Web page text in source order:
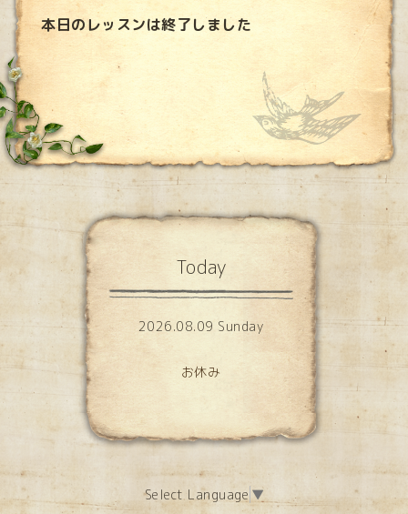
本日のレッスンは終了しました
Today
2026.08.09 Sunday
お休み
Select Language ▼